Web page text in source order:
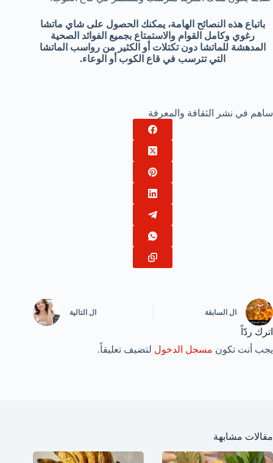
باتباع هذه النصائح الهامة، يمكنك الحصول على شاي ماتشا
رغوي وكامل القوام والاستمتاع بجميع الفوائد الصحية
المدهشة للماتشا دون تكتلات أو الكثير من رواسب الماتشا
التي تترسب في قاع الكوب أو الوعاء.
ساهم في نشر الثقافة والمعرفة
ال السابقة ال التالية
اترك ردّاً
يجب أنت تكون مسجل الدخول لتضيف تعليقاً.
مقالات مشابهة